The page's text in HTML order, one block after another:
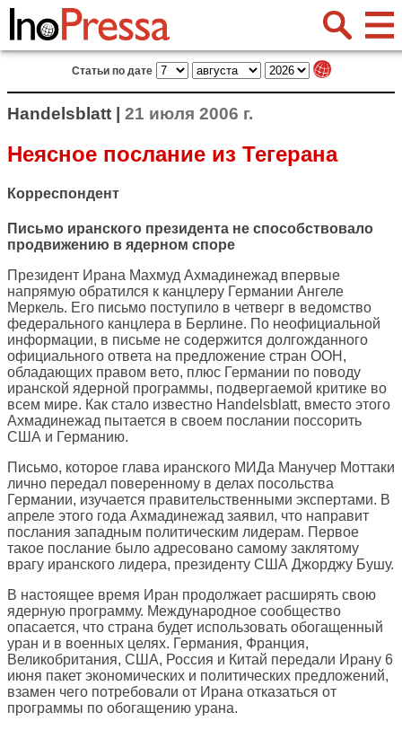
Статьи по дате
Handelsblatt | 21 июля 2006 г.
Неясное послание из Тегерана
Корреспондент
Письмо иранского президента не способствовало
продвижению в ядерном споре
Президент Ирана Махмуд Ахмадинежад впервые
напрямую обратился к канцлеру Германии Ангеле
Меркель. Его письмо поступило в четверг в ведомство
федерального канцлера в Берлине. По неофициальной
информации, в письме не содержится долгожданного
официального ответа на предложение стран ООН,
обладающих правом вето, плюс Германии по поводу
иранской ядерной программы, подвергаемой критике во
всем мире. Как стало известно Handelsblatt, вместо этого
Ахмадинежад пытается в своем послании поссорить
США и Германию.
Письмо, которое глава иранского МИДа Манучер Моттаки
лично передал поверенному в делах посольства
Германии, изучается правительственными экспертами. В
апреле этого года Ахмадинежад заявил, что направит
послания западным политическим лидерам. Первое
такое послание было адресовано самому заклятому
врагу иранского лидера, президенту США Джорджу Бушу.
В настоящее время Иран продолжает расширять свою
ядерную программу. Международное сообщество
опасается, что страна будет использовать обогащенный
уран и в военных целях. Германия, Франция,
Великобритания, США, Россия и Китай передали Ирану 6
июня пакет экономических и политических предложений,
взамен чего потребовали от Ирана отказаться от
программы по обогащению урана.